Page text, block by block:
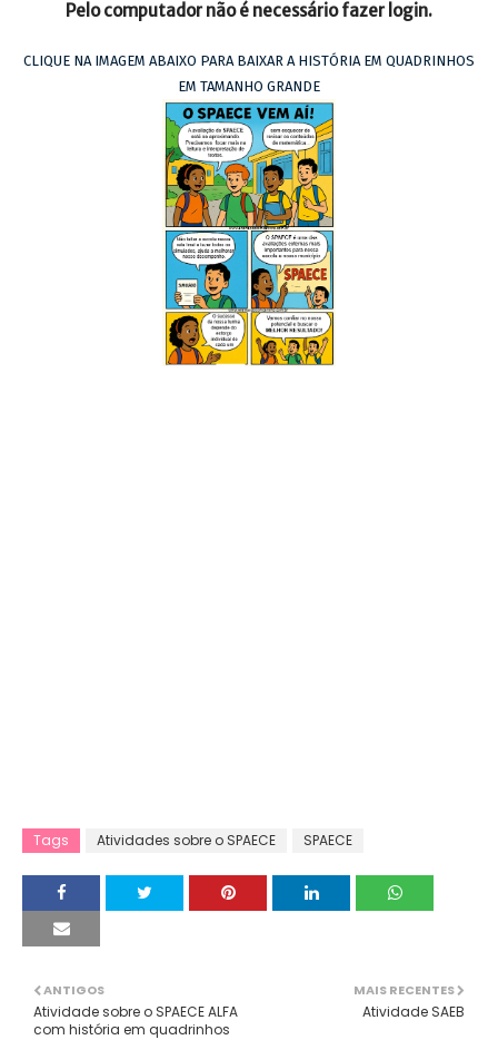
Pelo computador não é necessário fazer login.
CLIQUE NA IMAGEM ABAIXO PARA BAIXAR A HISTÓRIA EM QUADRINHOS
EM TAMANHO GRANDE
Tags Atividades sobre o SPAECE SPAECE
MAIS RECENTES
Atividade SAEB
ANTIGOS
Atividade sobre o SPAECE ALFA
com história em quadrinhos